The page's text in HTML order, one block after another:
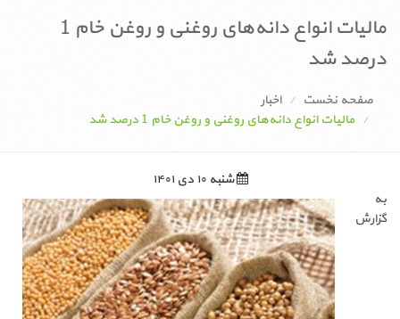
مالیات انواع دانه‌های روغنی و روغن خام 1
درصد شد
صفحه نخست
اخبار
مالیات انواع دانه‌های روغنی و روغن خام 1 درصد شد
شنبه ۱۰ دی ۱۴۰۱
به
گزارش